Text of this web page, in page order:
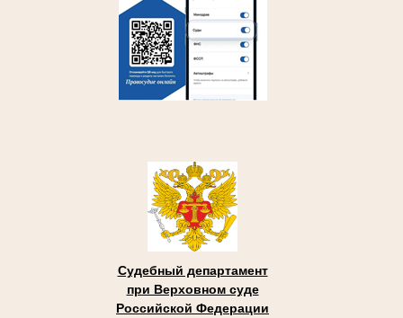
Судебный департамент
при Верховном суде
Российской Федерации